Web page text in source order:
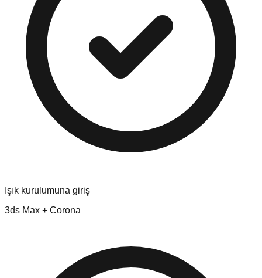
Işık kurulumuna giriş
3ds Max + Corona